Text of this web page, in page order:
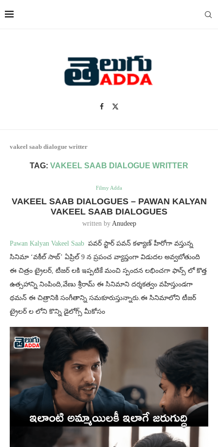
vakeel saab dialogue writter
TAG: VAKEEL SAAB DIALOGUE WRITTER
Filmy Adda
VAKEEL SAAB DIALOGUES – PAWAN KALYAN
VAKEEL SAAB DIALOGUES
written by Anudeep
Pawan Kalyan Vakeel Saab పవర్ స్టార్ పవన్ కళ్యాణ్ హీరోగా వస్తున్న
సినిమా ‘వకీల్ సాబ్’ ఏప్రిల్ 9 న ప్రపంచ వ్యాప్తంగా విడుదల అవ్వబోతుంది
ఈ చిత్రం ట్రైలర్, టీజర్ లకి ఇప్పటికే మంచి స్పందన లభించగా ఫాన్స్ లో కొత్త
ఉత్సహాన్ని నింపింది,వేణు శ్రీరామ్ ఈ సినిమాని దర్శకత్వం వహిస్తుండగా
థమన్ ఈ చిత్రానికి సంగీతాన్ని సమకూరుస్తున్నారు.ఈ సినిమాలోని టీజర్
ట్రైలర్ ల లోని కొన్ని డైలోగ్స్ మీకోసం